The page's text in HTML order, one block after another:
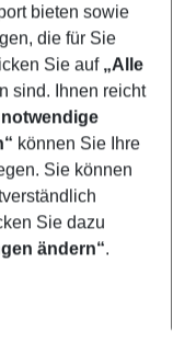
bieten sowie
die für Sie
Sie auf „Alle
sind. Ihnen reicht
können Sie Ihre
Sie können
Sie dazu
ändern“.